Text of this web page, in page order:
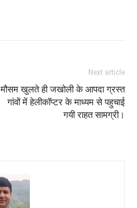
Next article
मौसम खुलते ही जखोली के आपदा ग्रस्त
गांवों में हेलीकॉप्टर के माध्यम से पहुचाई
गयी राहत सामग्री।